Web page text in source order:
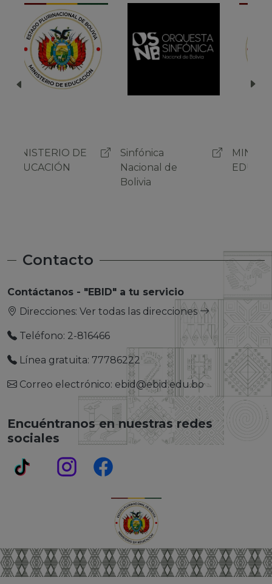
Sinfónica
Nacional de
MINISTERIO DE
EDUCACIÓN
Contacto
Contáctanos - "EBID" a tu servicio
Direcciones: Ver todas las direcciones
Teléfono: 2-816466
Línea gratuita: 77786222
Correo electrónico: ebid@ebid.edu.bo
Encuéntranos en nuestras redes
sociales